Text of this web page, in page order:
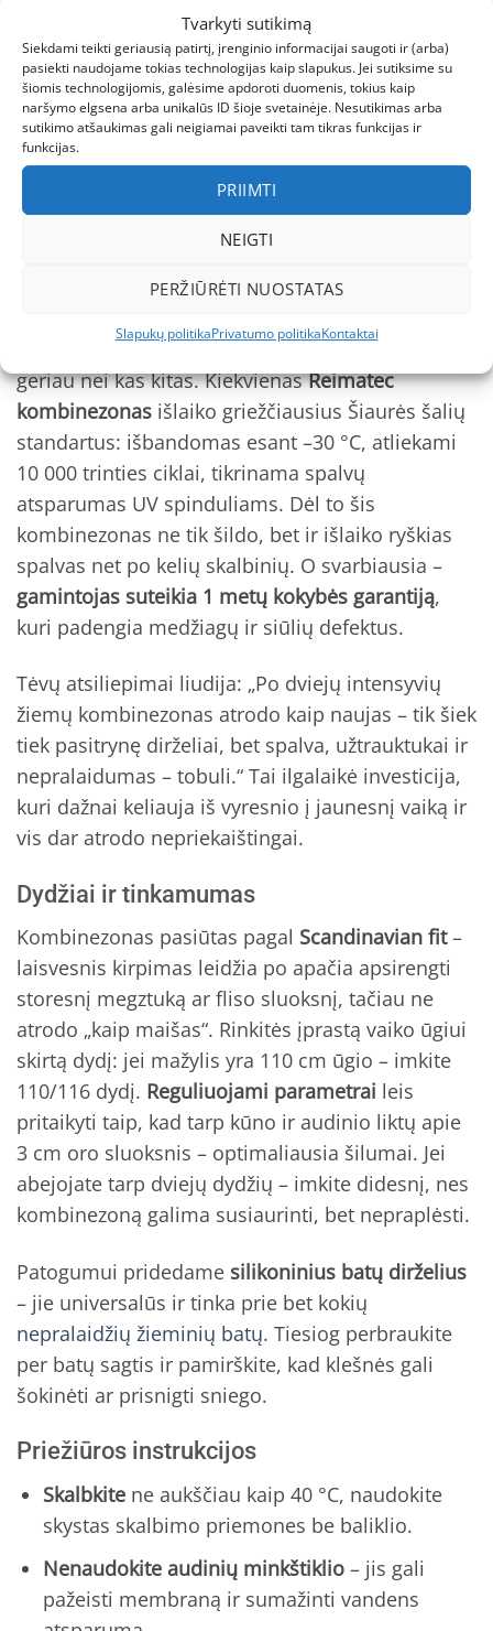
Tvarkyti sutikimą
Siekdami teikti geriausią patirtį, įrenginio informacijai saugoti ir (arba)
pasiekti naudojame tokias technologijas kaip slapukus. Jei sutiksime su
šiomis technologijomis, galėsime apdoroti duomenis, tokius kaip
naršymo elgsena arba unikalūs ID šioje svetainėje. Nesutikimas arba
sutikimo atšaukimas gali neigiamai paveikti tam tikras funkcijas ir
funkcijas.
PRIIMTI
NEIGTI
PERŽIŪRĖTI NUOSTATAS
Slapukų politikaPrivatumo politikaKontaktai
užsegamos kišenės – vietos „lobiams“
(rankačiukui, akmenukui, sausainiui).
5. Universalus dizainas
Deep Purple
Neutralus siluetaslengvai perduodamas
jaunesniam broliui ar seseriai.
– Suomijos ekspertai, kurie žiemą pažįsta
geriau nei kas kitas. KiekvienasReimatec
kombinezonas išlaiko griežčiausius Šiaurės šalių
standartus: išbandomas esant –30 °C, atliekami
10 000 trinties ciklai, tikrinama spalvų
atsparumas UV spinduliams. Dėl to šis
kombinezonas ne tik šildo, bet ir išlaiko ryškias
spalvas net po kelių skalbinių. O svarbiausia –
gamintojas suteikia 1 metų kokybės garantiją,
kuri padengia medžiagų ir siūlių defektus.
Tėvų atsiliepimai liudija: „Po dviejų intensyvių
žiemų kombinezonas atrodo kaip naujas – tik šiek
tiek pasitrynę dirželiai, bet spalva, užtrauktukai ir
nepralaidumas – tobuli.“ Tai ilgalaikė investicija,
kuri dažnai keliauja iš vyresnio į jaunesnį vaiką ir
vis dar atrodo nepriekaištingai.
Dydžiai ir tinkamumas
Kombinezonas pasiūtas pagal Scandinavian fit–
laisvesnis kirpimas leidžia po apačia apsirengti
storesnį megztuką ar fliso sluoksnį, tačiau ne
atrodo „kaip maišas“. Rinkitės įprastą vaiko ūgiui
skirtą dydį: jei mažylis yra 110 cm ūgio – imkite
110/116 dydį. Reguliuojami parametrai leis
pritaikyti taip, kad tarp kūno ir audinio liktų apie
3 cm oro sluoksnis – optimaliausia šilumai. Jei
abejojate tarp dviejų dydžių – imkite didesnį, nes
kombinezoną galima susiaurinti, bet nepraplėsti.
Patogumui pridedame silikoninius batų dirželius
– jie universalūs ir tinka prie bet kokių
nepralaidžių žieminių batų. Tiesiog perbraukite
per batų sagtis ir pamirškite, kad klešnės gali
šokinėti ar prisnigti sniego.
Priežiūros instrukcijos
Skalbkitene aukščiau kaip 40 °C, naudokite
skystas skalbimo priemones be baliklio.
Nenaudokite audinių minkštiklio– jis gali
pažeisti membraną ir sumažinti vandens